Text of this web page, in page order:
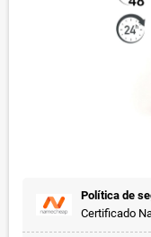
Política de
Certificado